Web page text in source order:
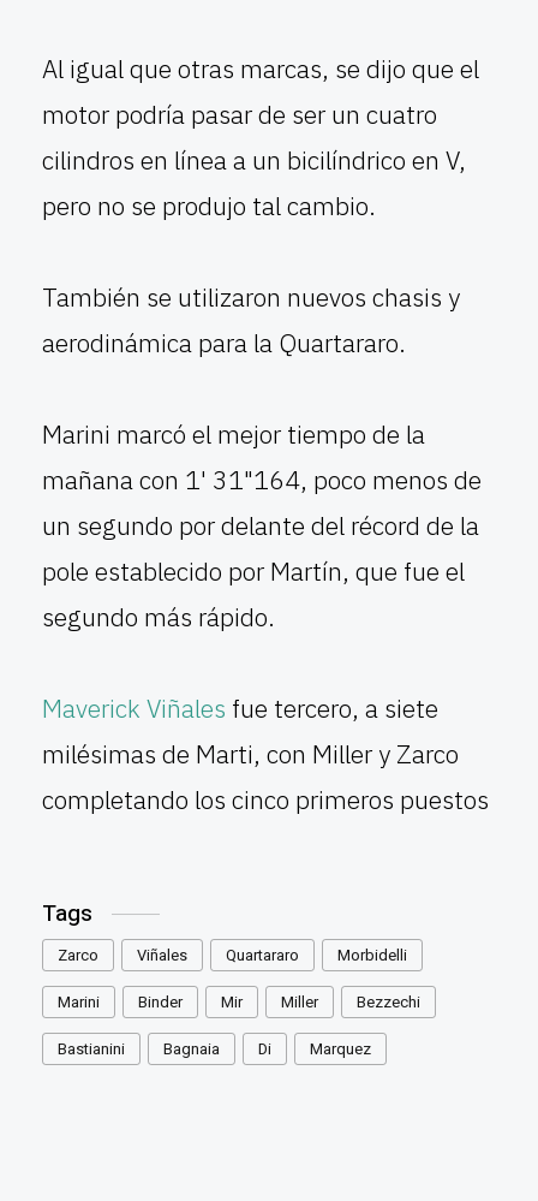
Al igual que otras marcas, se dijo que el
motor podría pasar de ser un cuatro
cilindros en línea a un bicilíndrico en V,
pero no se produjo tal cambio.
También se utilizaron nuevos chasis y
aerodinámica para la Quartararo.
Marini marcó el mejor tiempo de la
mañana con 1' 31"164, poco menos de
un segundo por delante del récord de la
pole establecido por Martín, que fue el
segundo más rápido.
Maverick Viñales fue tercero, a siete
milésimas de Marti, con Miller y Zarco
completando los cinco primeros puestos
Tags
Zarco Viñales Quartararo Morbidelli
Marini Binder Mir Miller Bezzechi
Bastianini Bagnaia Di Marquez